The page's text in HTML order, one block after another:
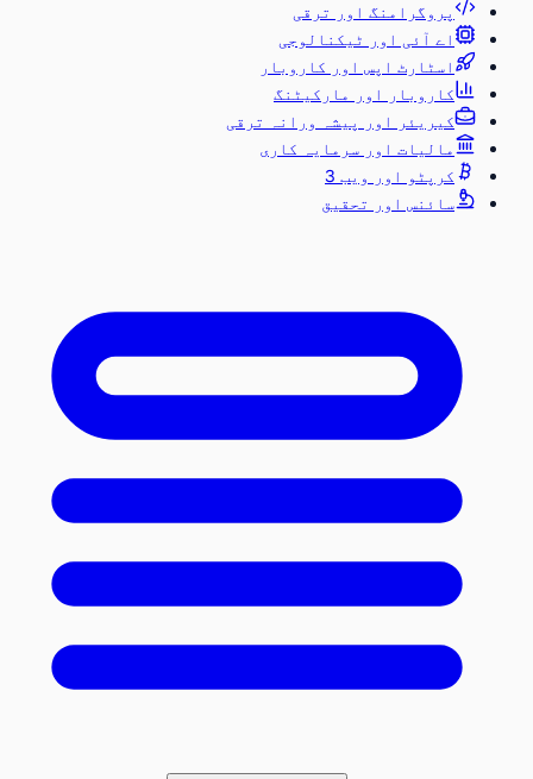
پروگرامنگ اور ترقی
اے آئی اور ٹیکنالوجی
اسٹارٹ اپس اور کاروبار
کاروبار اور مارکیٹنگ
کیریئر اور پیشہ ورانہ ترقی
مالیات اور سرمایہ کاری
کرپٹو اور ویب 3
سائنس اور تحقیق